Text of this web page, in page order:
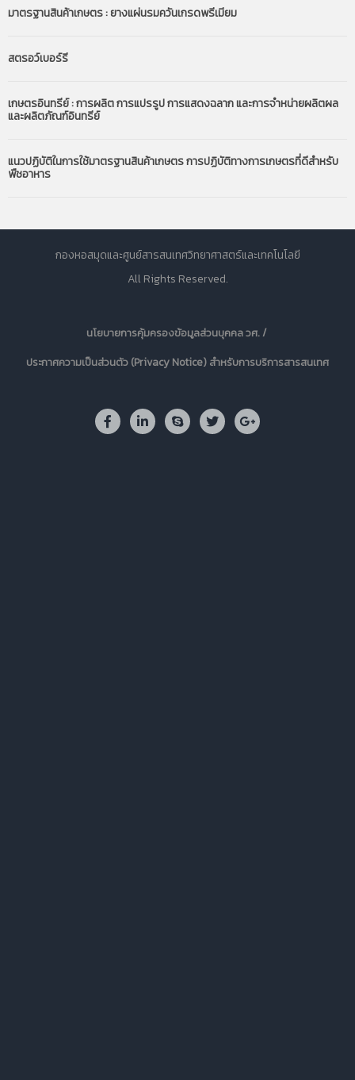
มาตรฐานสินค้าเกษตร : ยางแผ่นรมควันเกรดพรีเมียม
สตรอว์เบอร์รี
เกษตรอินทรีย์ : การผลิต การแปรรูป การแสดงฉลาก และการจำหน่ายผลิตผล
และผลิตภัณฑ์อินทรีย์
แนวปฏิบัติในการใช้มาตรฐานสินค้าเกษตร การปฏิบัติทางการเกษตรที่ดีสำหรับ
พืชอาหาร
กองหอสมุดและศูนย์สารสนเทศวิทยาศาสตร์และเทคโนโลยี
All Rights Reserved.
นโยบายการคุ้มครองข้อมูลส่วนบุคคล วศ. /
ประกาศความเป็นส่วนตัว (Privacy Notice) สำหรับการบริการสารสนเทศ